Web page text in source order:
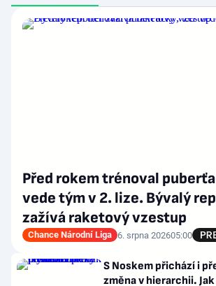
Před rokem trénoval
vede tým v 2. lize. Bývalý
zažívá raketový vzestup
Chance Národní Liga 6. srpna 202605:00
S Noskem přichází i
změna v hierarchii.